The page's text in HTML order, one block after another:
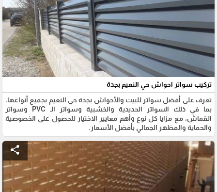
تركيب سواتر احواش حي النعيم بجدة
تعرف على أفضل سواتر للبيت والأحواش بجدة حي النعيم بجميع أنواعها،
بما في ذلك السواتر الحديدية والخشبية وسواتر الـ PVC وسواتر
القماش، مع مزايا كل نوع وأهم معايير الاختيار للحصول على الخصوصية
والحماية والمظهر الجمالي بأفضل الأسعار.
share